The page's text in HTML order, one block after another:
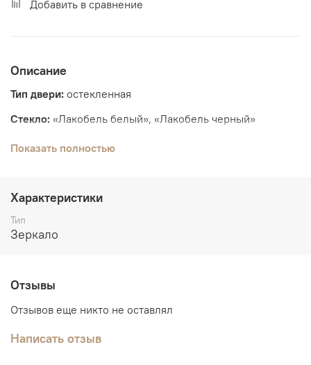
Добавить в сравнение
Описание
Тип двери: остекленная
Стекло: «Лакобель белый», «Лакобель черный»
Толщина полотна:36 мм
Строение двери:Царговые двери сборно-разборной
конструкции, стоевые цельнозаполнены бруском
хвойных пород
Дополнительно:
Показать полностью
Характеристики
Тип
Зеркало
Отзывы
Отзывов еще никто не оставлял
Написать отзыв